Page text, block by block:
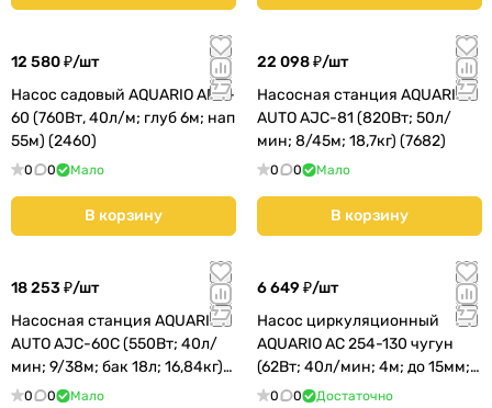
12 580 ₽/шт
Насос садовый AQUARIO ADB-
60 (760Вт, 40л/м; глуб 6м; нап
55м) (2460)
0 0 Мало
В корзину
22 098 ₽/шт
Насосная станция AQUARIO
AUTO AJC-81 (820Вт; 50л/
мин; 8/45м; 18,7кг) (7682)
0 0 Мало
В корзину
18 253 ₽/шт
Насосная станция AQUARIO
AUTO AJC-60C (550Вт; 40л/
мин; 9/38м; бак 18л; 16,84кг)
(7660)
0 0 Мало
6 649 ₽/шт
Насос циркуляционный
AQUARIO AC 254-130 чугун
(62Вт; 40л/мин; 4м; до 15мм;)
(5254)
0 0 Достаточно